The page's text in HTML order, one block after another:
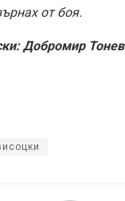
от боя.
Добромир Тонев